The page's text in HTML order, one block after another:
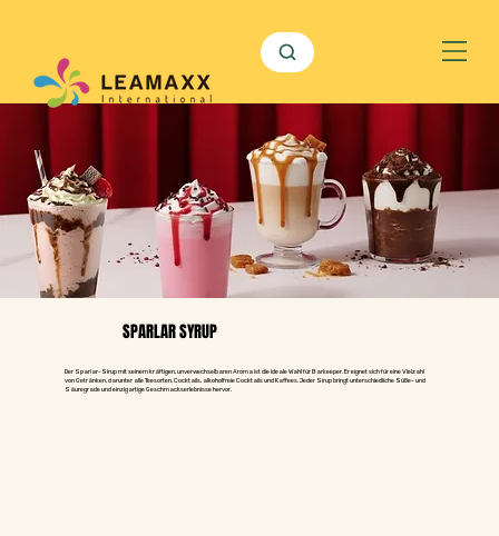
SPARLAR SYRUP
Der Sparlar-Sirup mit seinem kräftigen, unverwechselbaren Aroma ist die ideale Wahl für Barkeeper. Er eignet sich für eine Vielzahl
von Getränken, darunter alle Teesorten, Cocktails, alkoholfreie Cocktails und Kaffees. Jeder Sirup bringt unterschiedliche Süße- und
Säuregrade und einzigartige Geschmackserlebnisse hervor.